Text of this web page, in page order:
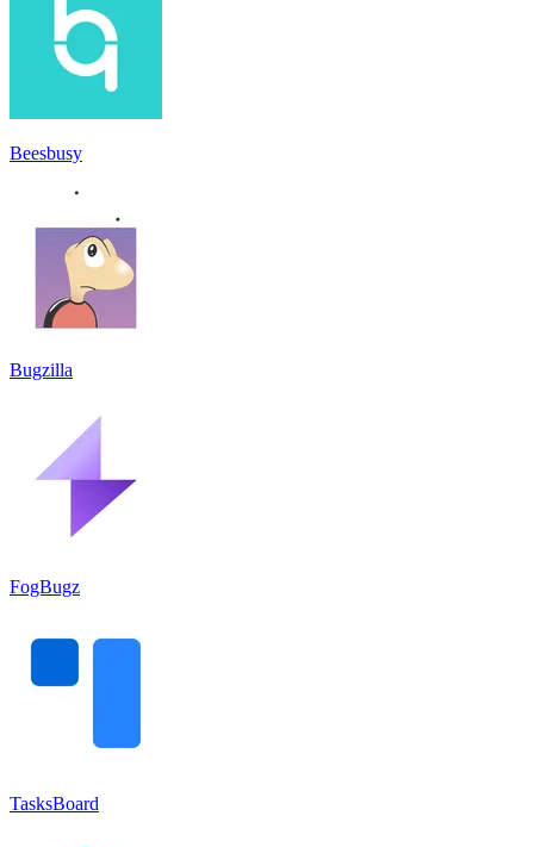
Beesbusy
Bugzilla
FogBugz
TasksBoard